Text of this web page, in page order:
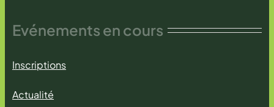
Evénements en cours
Inscriptions
Actualité